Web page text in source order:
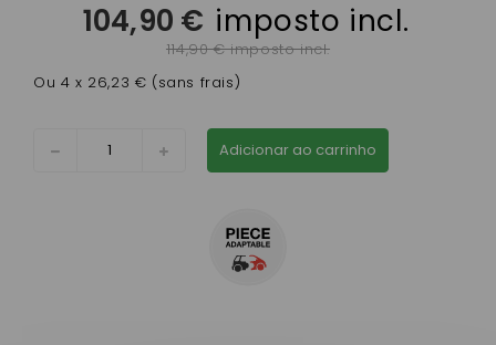
104,90 € imposto incl.
114,90 € imposto incl.
Ou 4 x 26,23 € (sans frais)
Adicionar ao carrinho